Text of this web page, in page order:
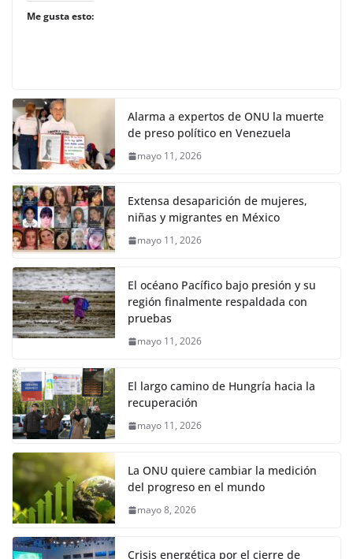
Me gusta esto:
Alarma a expertos de ONU la muerte
de preso político en Venezuela
mayo 11, 2026
Extensa desaparición de mujeres,
niñas y migrantes en México
mayo 11, 2026
El océano Pacífico bajo presión y su
región finalmente respaldada con
pruebas
mayo 11, 2026
El largo camino de Hungría hacia la
recuperación
mayo 11, 2026
La ONU quiere cambiar la medición
del progreso en el mundo
mayo 8, 2026
Crisis energética por el cierre de